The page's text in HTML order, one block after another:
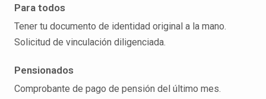
Para todos
Tener tu documento de identidad original a la mano.
Solicitud de vinculación diligenciada.
Pensionados
Comprobante de pago de pensión del último mes.